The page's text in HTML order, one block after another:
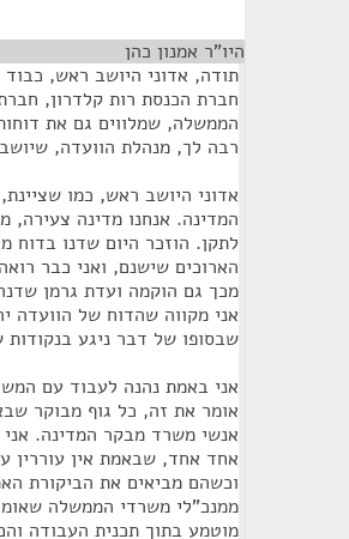
היו"ר אמנון כהן
תודה, אדוני היושב ראש,
חברת הכנסת רות קלדרון,
הממשלה, שמלווים גם את
רבה לך, מנהלת הוועדה,
אדוני היושב ראש, כמו
המדינה. אנחנו מדינה צעירה,
לתקן. הוזכר היום שדנו בדוח
הארוכים שישנם, ואני כבר
מכך גם הוקמה ועדת גרמן
אני מקווה שהדוח של הוועדה
שבסופו של דבר ניגע בנקודות
אני באמת נהנה לעבוד עם
אומר את זה, כל גוף מבוקר
אנשי משרד מבקר המדינה.
אחד אחד, שבאמת אין עוררין
וכשהם מביאים את הביקורת
ממנכ"לי משרדי הממשלה
מוטמע בתוך תכנית העבודה